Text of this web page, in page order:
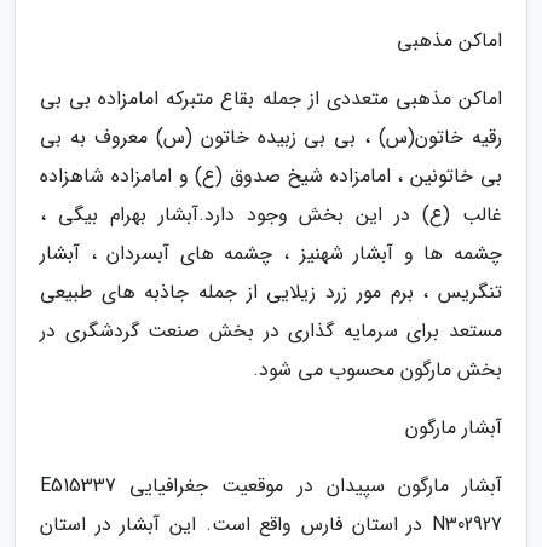
اماکن مذهبی
اماکن مذهبی متعددی از جمله بقاع متبرکه امامزاده بی بی
رقیه خاتون(س) ، بی بی زبیده خاتون (س) معروف به بی
بی خاتونین ، امامزاده شیخ صدوق (ع) و امامزاده شاهزاده
غالب (ع) در این بخش وجود دارد.آبشار بهرام بیگی ،
چشمه ها و آبشار شهنیز ، چشمه های آبسردان ، آبشار
تنگریس ، برم مور زرد زیلایی از جمله جاذبه های طبیعی
مستعد برای سرمایه گذاری در بخش صنعت گردشگری در
بخش مارگون محسوب می شود.
آبشار مارگون
آبشار مارگون سپیدان در موقعیت جغرافیایی E515337
N302927 در استان فارس واقع است. این آبشار در استان